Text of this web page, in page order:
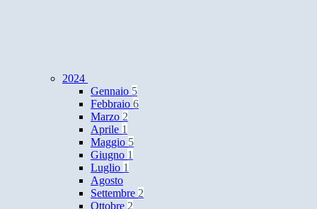
2024
Gennaio 5
Febbraio 6
Marzo 2
Aprile 1
Maggio 5
Giugno 1
Luglio 1
Agosto
Settembre 2
Ottobre 2